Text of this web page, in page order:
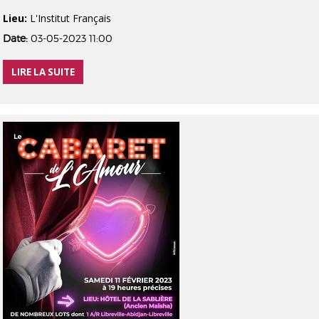
Lieu: L'Institut Français
Date: 03-05-2023 11:00
LIRE LA SUITE